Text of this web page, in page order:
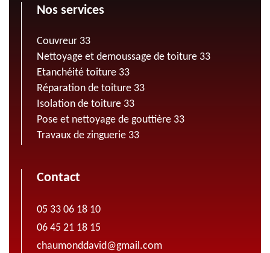
Nos services
Couvreur 33
Nettoyage et demoussage de toiture 33
Etanchéité toiture 33
Réparation de toiture 33
Isolation de toiture 33
Pose et nettoyage de gouttière 33
Travaux de zinguerie 33
Contact
05 33 06 18 10
06 45 21 18 15
chaumonddavid@gmail.com